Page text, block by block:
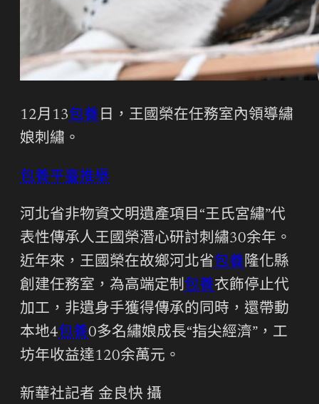
12月13包養 日，王國榮在任務室內領導繡
娘刺繡。
包養平臺推舉
河北省非物資文明遺產項目“王氏宮繡”代
表性傳承人王國榮潛心研討刺繡30余年。
近年來，王國榮在故鄉河北省包養隆化縣
創建任務室，為高端定制包養衣飾停止代
加工，非遺身手獲得傳承的同時，還帶動
本地4包養0多名繡娘成長“指尖經濟”，工
坊年收益達120余萬元。
新華社記者 金良快 攝